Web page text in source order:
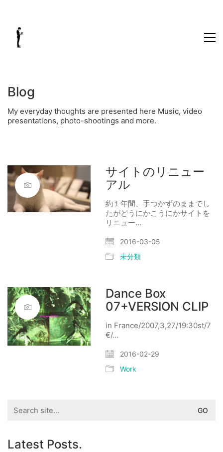
Blog
My everyday thoughts are presented here Music, video
presentations, photo-shootings and more.
サイトのリニュー
アル
約１年間、手つかずのままでし
たがどうにかこうにかサイトを
リニュー…
2016-03-05
未分類
Dance Box
07+VERSION CLIP
in France/2007,3,27/19:30st/7
€/…
2016-02-29
Work
for:
Latest Posts.